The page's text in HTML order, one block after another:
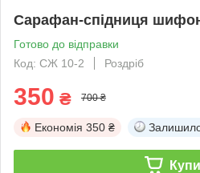
Сарафан-спідниця
Готово до відправки
Код: СЖ 10-2
Роздріб
350 ₴ 700 ₴
Економія 350 ₴